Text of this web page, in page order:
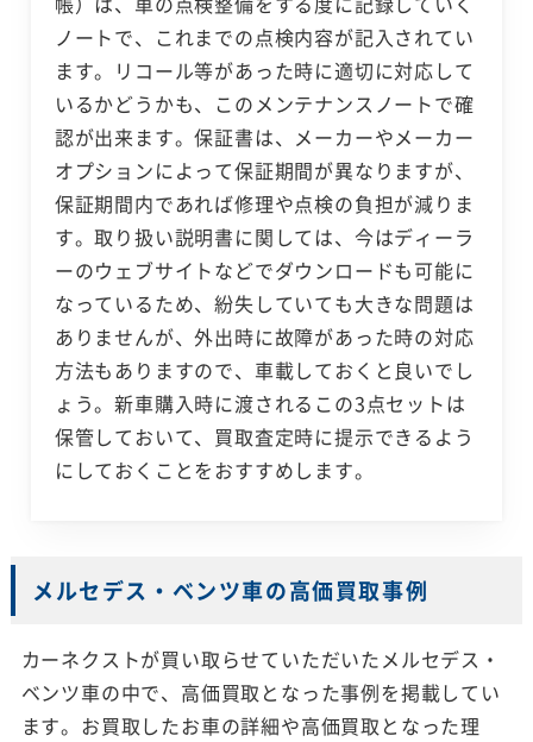
ノートで、これまでの点検内容が記入されてい
ます。リコール等があった時に適切に対応して
いるかどうかも、このメンテナンスノートで確
認が出来ます。保証書は、メーカーやメーカー
オプションによって保証期間が異なりますが、
保証期間内であれば修理や点検の負担が減りま
す。取り扱い説明書に関しては、今はディーラ
ーのウェブサイトなどでダウンロードも可能に
なっているため、紛失していても大きな問題は
ありませんが、外出時に故障があった時の対応
方法もありますので、車載しておくと良いでし
ょう。新車購入時に渡されるこの3点セットは
保管しておいて、買取査定時に提示できるよう
にしておくことをおすすめします。
メルセデス・ベンツ車の高価買取事例
カーネクストが買い取らせていただいたメルセデス・
ベンツ車の中で、高価買取となった事例を掲載してい
ます。お買取したお車の詳細や高価買取となった理